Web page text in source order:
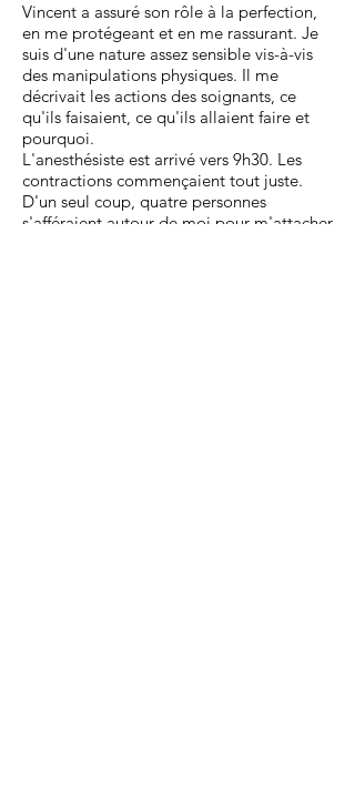
Vincent a assuré son rôle à la perfection,
en me protégeant et en me rassurant. Je
suis d'une nature assez sensible vis-à-vis
des manipulations physiques. Il me
décrivait les actions des soignants, ce
qu'ils faisaient, ce qu'ils allaient faire et
pourquoi.
L'anesthésiste est arrivé vers 9h30. Les
contractions commençaient tout juste.
D'un seul coup, quatre personnes
s'afféraient autour de moi pour m'attacher